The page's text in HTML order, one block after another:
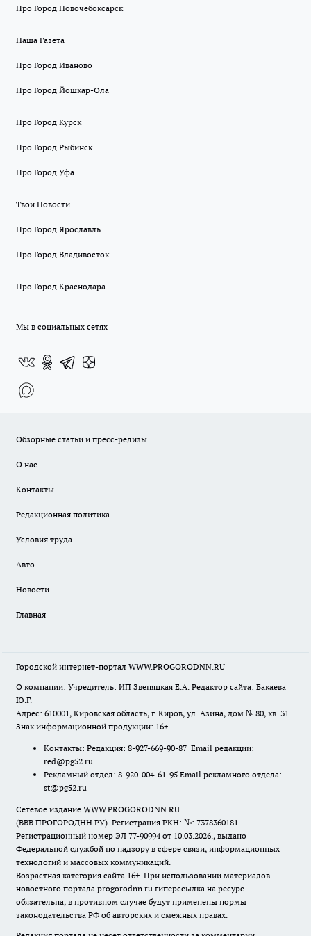
Про Город Новочебоксарск
Наша Газета
Про Город Иваново
Про Город Йошкар-Ола
Про Город Курск
Про Город Рыбинск
Про Город Уфа
Твои Новости
Про Город Ярославль
Про Город Владивосток
Про Город Краснодара
Мы в социальных сетях
Обзорные статьи и пресс-релизы
О нас
Контакты
Редакционная политика
Условия труда
Авто
Новости
Главная
Городской интернет-портал WWW.PROGORODNN.RU
О компании: Учредитель: ИП Звеняцкая Е.А. Редактор сайта: Бакаева
Ю.Г.
Адрес: 610001, Кировская область, г. Киров, ул. Азина, дом № 80, кв. 31
Знак информационной продукции: 16+
Контакты: Редакция: 8-927-669-90-87 Email редакции:
red@pg52.ru
Рекламный отдел: 8-920-004-61-95 Email рекламного отдела:
st@pg52.ru
Сетевое издание WWW.PROGORODNN.RU
(ВВВ.ПРОГОРОДНН.РУ). Регистрация РКН: №: 7378360181.
Регистрационный номер ЭЛ 77-90994 от 10.03.2026., выдано
Федеральной службой по надзору в сфере связи, информационных
технологий и массовых коммуникаций.
Возрастная категория сайта 16+. При использовании материалов
новостного портала progorodnn.ru гиперссылка на ресурс
обязательна, в противном случае будут применены нормы
законодательства РФ об авторских и смежных правах.